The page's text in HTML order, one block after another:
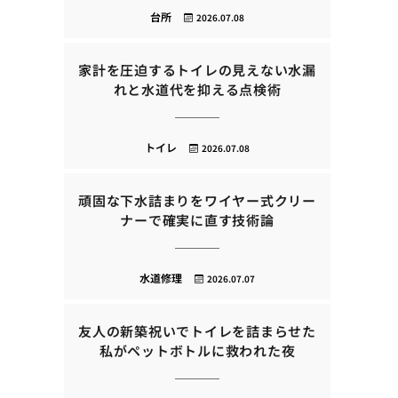
2026.07.08
台所
家計を圧迫するトイレの見えない水漏
れと水道代を抑える点検術
2026.07.08
トイレ
頑固な下水詰まりをワイヤー式クリー
ナーで確実に直す技術論
2026.07.07
水道修理
友人の新築祝いでトイレを詰まらせた
私がペットボトルに救われた夜